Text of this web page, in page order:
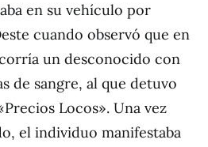
en su vehículo por
cuando observó que en
un desconocido con
de sangre, al que detuvo
Locos». Una vez
el individuo manifestaba